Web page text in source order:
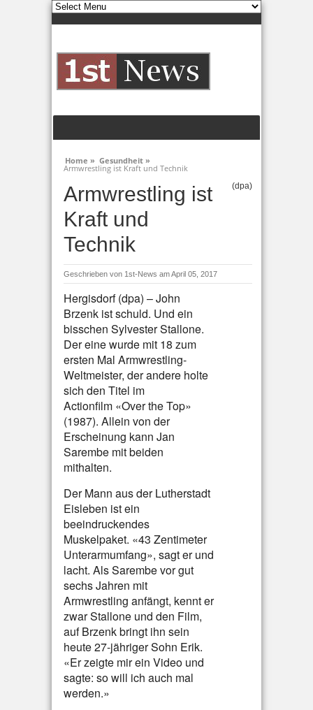
Home » Gesundheit »
Armwrestling ist Kraft und Technik
Armwrestling ist
Kraft und
Technik
(dpa)
Geschrieben von 1st-News am April 05, 2017
Hergisdorf (dpa) – John
Brzenk ist schuld. Und ein
bisschen Sylvester Stallone.
Der eine wurde mit 18 zum
ersten Mal Armwrestling-
Weltmeister, der andere holte
sich den Titel im
Actionfilm «Over the Top»
(1987). Allein von der
Erscheinung kann Jan
Sarembe mit beiden
mithalten.
Der Mann aus der Lutherstadt
Eisleben ist ein
beeindruckendes
Muskelpaket. «43 Zentimeter
Unterarmumfang», sagt er und
lacht. Als Sarembe vor gut
sechs Jahren mit
Armwrestling anfängt, kennt er
zwar Stallone und den Film,
auf Brzenk bringt ihn sein
heute 27-jähriger Sohn Erik.
«Er zeigte mir ein Video und
sagte: so will ich auch mal
werden.»